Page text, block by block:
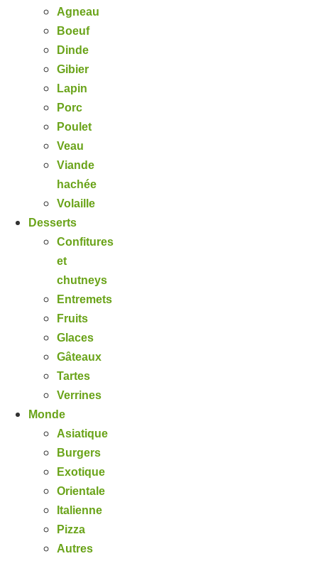
Agneau
Boeuf
Dinde
Gibier
Lapin
Porc
Poulet
Veau
Viande
hachée
Volaille
Desserts
Confitures
et
chutneys
Entremets
Fruits
Glaces
Gâteaux
Tartes
Verrines
Monde
Asiatique
Burgers
Exotique
Orientale
Italienne
Pizza
Autres